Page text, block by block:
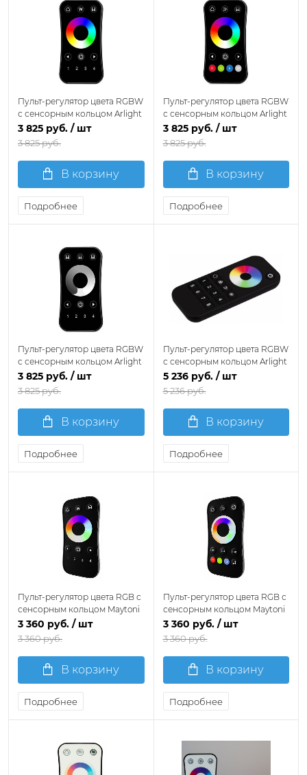
Пульт-регулятор цвета RGBW
с сенсорным кольцом Arlight
INTELLIGENT 061107
3 825 руб. / шт
3 825 руб.
В корзину
Подробнее
Пульт-регулятор цвета RGBW
с сенсорным кольцом Arlight
INTELLIGENT 061106
3 825 руб. / шт
3 825 руб.
В корзину
Подробнее
Пульт-регулятор цвета RGBW
с сенсорным кольцом Arlight
INTELLIGENT 061101
3 825 руб. / шт
3 825 руб.
В корзину
Подробнее
Пульт-регулятор цвета RGBW
с сенсорным кольцом Arlight
INTELLIGENT 059249
5 236 руб. / шт
5 236 руб.
В корзину
Подробнее
Пульт-регулятор цвета RGB с
сенсорным кольцом Maytoni
Пульты 711033
3 360 руб. / шт
3 360 руб.
В корзину
Подробнее
Пульт-регулятор цвета RGB с
сенсорным кольцом Maytoni
Пульты 711032
3 360 руб. / шт
3 360 руб.
В корзину
Подробнее